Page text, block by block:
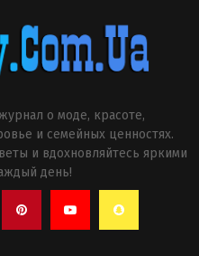
о моде, красоте,
и семейных ценностях.
и вдохновляйтесь яркими
день!